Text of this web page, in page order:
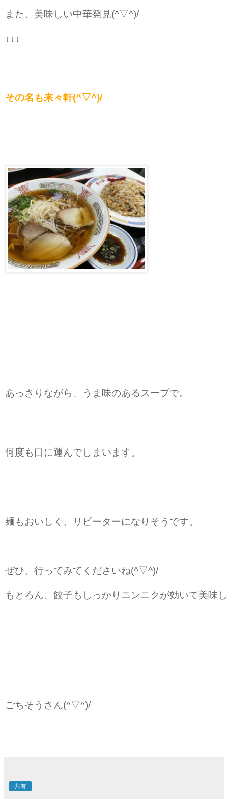
↓↓↓
その名も来々軒(^▽^)/
あっさりながら、うま味のあるスープで。
何度も口に運んでしまいます。
麺もおいしく、リピーターになりそうです。
ぜひ、行ってみてくださいね(^▽^)/
もとろん、餃子もしっかりニンニクが効いて美味
ごちそうさん(^▽^)/
共有